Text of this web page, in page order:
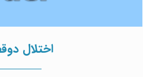
اختلال